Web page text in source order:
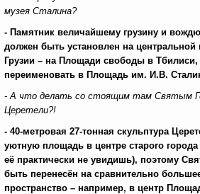
музея Сталина?
- Памятник величайшему грузину и
должен быть установлен на
Грузии – на Площади свободы в
переименовать в Площадь им. И.В.
- А что делать со стоящим там Святым
Церетели?!
- 40-метровая 27-тонная скульптура
уютную площадь в центре старого города
её практически не увидишь), поэтому
быть перенесён на сравнительно
пространство – например, в центр